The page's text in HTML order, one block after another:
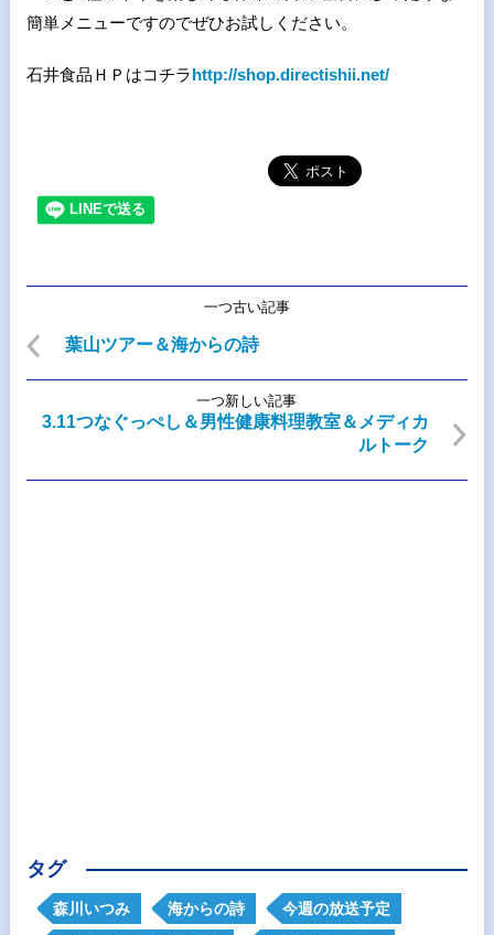
簡単メニューですのでぜひお試しください。
石井食品ＨＰはコチラhttp://shop.directishii.net/
一つ古い記事
葉山ツアー＆海からの詩
一つ新しい記事
3.11つなぐっぺし＆男性健康料理教室＆メディカ
ルトーク
タグ
森川いつみ 海からの詩 今週の放送予定